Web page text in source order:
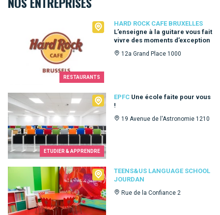
RESTAURANTS
HARD ROCK CAFE BRUXELLES
L’enseigne à la guitare vous fait
vivre des moments d’exception
12a Grand Place 1000
Hard Rock Cafe Bruxelles
ETUDIER & APPRENDRE
EPFC Une école faite pour vous
!
19 Avenue de l'Astronomie 1210
EPFC
TEENS&US LANGUAGE SCHOOL
JOURDAN
Rue de la Confiance 2
Teens&Us language school Jourdan